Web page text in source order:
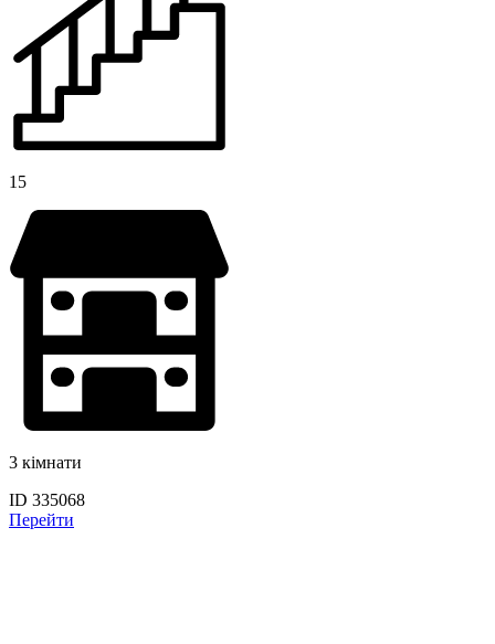
15
3 кімнати
ID 335068
Перейти